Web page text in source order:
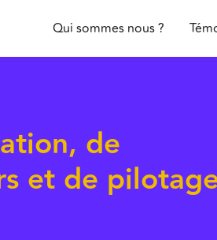
Qui sommes nous ?
de
et de